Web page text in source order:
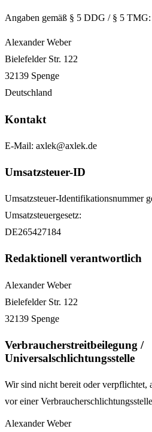
Angaben gemäß § 5 DDG / § 5 TMG:
Alexander Weber
Bielefelder Str. 122
32139 Spenge
Deutschland
Kontakt
E-Mail: axlek@axlek.de
Umsatzsteuer-ID
Umsatzsteuer-Identifikationsnummer
Umsatzsteuergesetz:
DE265427184
Redaktionell verantwortlich
Alexander Weber
Bielefelder Str. 122
32139 Spenge
Verbraucherstreitbeilegung /
Universalschlichtungsstelle
Wir sind nicht bereit oder verpflichtet,
vor einer
Alexander Weber